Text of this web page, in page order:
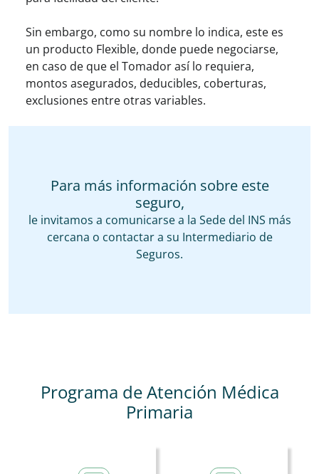
Sin embargo, como su nombre lo indica, este es
un producto Flexible, donde puede negociarse,
en caso de que el Tomador así lo requiera,
montos asegurados, deducibles, coberturas,
exclusiones entre otras variables.
Para más información sobre este
seguro,
le invitamos a comunicarse a la Sede del INS más
cercana o contactar a su Intermediario de
Seguros.
Programa de Atención Médica
Primaria